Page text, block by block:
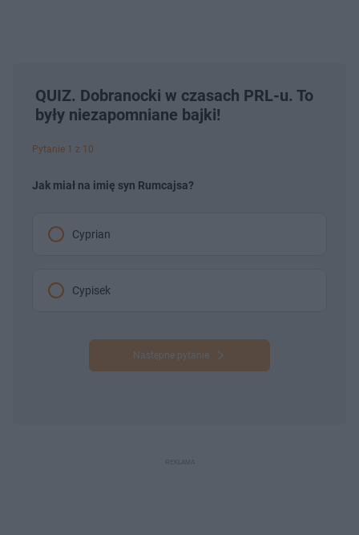
QUIZ. Dobranocki w czasach PRL-u. To
były niezapomniane bajki!
Pytanie 1 z 10
Jak miał na imię syn Rumcajsa?
Cyprian
Cypisek
Następne pytanie